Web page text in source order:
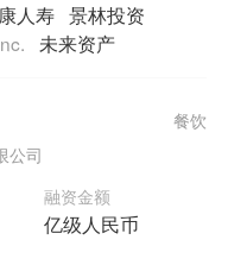
人寿 景林投资
未来资产
公司
融资金额
亿级人民币
餐饮